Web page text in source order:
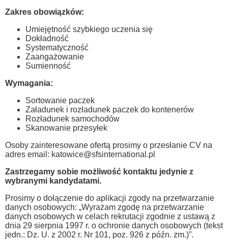
Zakres obowiązków:
Umiejętność szybkiego uczenia się
Dokładność
Systematyczność
Zaangażowanie
Sumienność
Wymagania:
Sortowanie paczek
Załadunek i rozładunek paczek do kontenerów
Rozładunek samochodów
Skanowanie przesyłek
Osoby zainteresowane ofertą prosimy o przesłanie CV na
adres email: katowice@sfsinternational.pl
Zastrzegamy sobie możliwość kontaktu jedynie z
wybranymi kandydatami.
Prosimy o dołączenie do aplikacji zgody na przetwarzanie
danych osobowych: „Wyrażam zgodę na przetwarzanie
danych osobowych w celach rekrutacji zgodnie z ustawą z
dnia 29 sierpnia 1997 r. o ochronie danych osobowych (tekst
jedn.: Dz. U. z 2002 r. Nr 101, poz. 926 z późn. zm.)”.